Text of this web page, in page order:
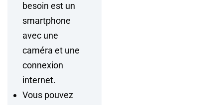
besoin est un
smartphone
avec une
caméra et une
connexion
internet.
Vous pouvez